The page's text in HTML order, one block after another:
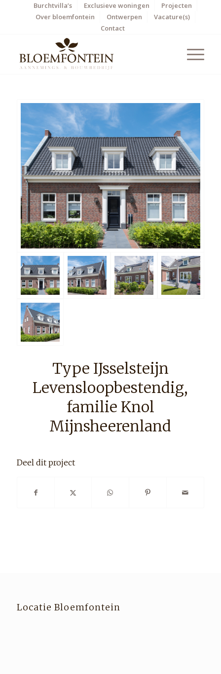
Burchtvilla’s Exclusieve woningen
Projecten
Over bloemfontein
Ontwerpen
Vacature(s)
Contact
Type IJsselsteijn
Levensloopbestendig,
familie Knol
Mijnsheerenland
Deel dit project
Locatie Bloemfontein